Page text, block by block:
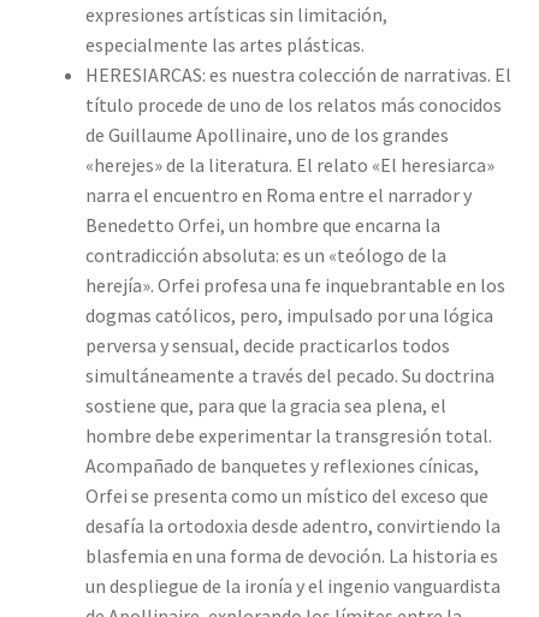
expresiones artísticas sin limitación,
especialmente las artes plásticas.
HERESIARCAS: es nuestra colección de narrativas. El
título procede de uno de los relatos más conocidos
de Guillaume Apollinaire, uno de los grandes
«herejes» de la literatura. El relato «El heresiarca»
narra el encuentro en Roma entre el narrador y
Benedetto Orfei, un hombre que encarna la
contradicción absoluta: es un «teólogo de la
herejía». Orfei profesa una fe inquebrantable en los
dogmas católicos, pero, impulsado por una lógica
perversa y sensual, decide practicarlos todos
simultáneamente a través del pecado. Su doctrina
sostiene que, para que la gracia sea plena, el
hombre debe experimentar la transgresión total.
Acompañado de banquetes y reflexiones cínicas,
Orfei se presenta como un místico del exceso que
desafía la ortodoxia desde adentro, convirtiendo la
blasfemia en una forma de devoción. La historia es
un despliegue de la ironía y el ingenio vanguardista